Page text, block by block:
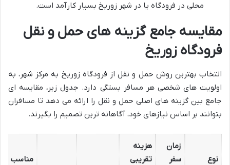
محلی در فرودگاه یا در شهر زوریخ بسیار کارآمد است.
مقایسه جامع گزینه های حمل و نقل
فرودگاه زوریخ
انتخاب بهترین روش حمل و نقل از فرودگاه زوریخ به مرکز شهر، به
اولویت های شخصی هر مسافر بستگی دارد. جدول زیر، مقایسه ای
جامع بین گزینه های اصلی حمل و نقل را ارائه می دهد تا مسافران
بتوانند بر اساس نیازهای خود، آگاهانه ترین تصمیم را بگیرند.
نوع
زمان
سفر
هزینه
تقریبی
مناسب